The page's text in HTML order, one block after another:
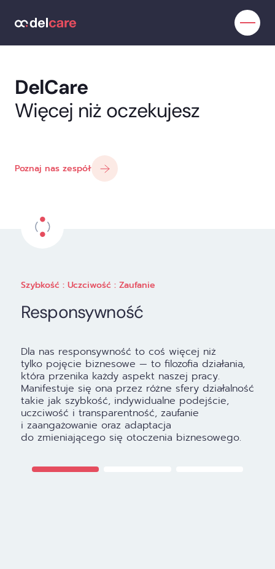
DelCare
Więcej niż oczekujesz
Poznaj nas zespół
Szybkość : Uczciwość : Zaufanie
Responsywność
Dla nas responsywność to coś więcej niż
tylko pojęcie biznesowe — to filozofia działania,
która przenika każdy aspekt naszej pracy.
Manifestuje się ona przez różne sfery działalność
takie jak szybkość, indywidualne podejście,
uczciwość i transparentność, zaufanie
i zaangażowanie oraz adaptacja
do zmieniającego się otoczenia biznesowego.